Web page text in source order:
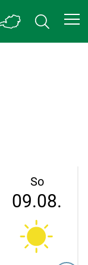
So
09.08.